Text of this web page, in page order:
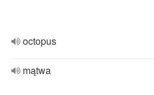
octopus
mątwa